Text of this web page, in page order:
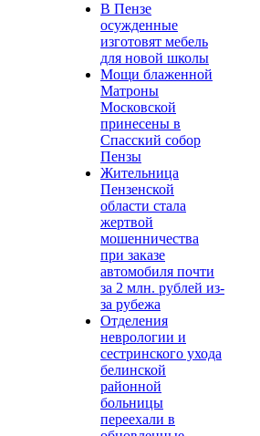
В Пензе
осужденные
изготовят мебель
для новой школы
Мощи блаженной
Матроны
Московской
принесены в
Спасский собор
Пензы
Жительница
Пензенской
области стала
жертвой
мошенничества
при заказе
автомобиля почти
за 2 млн. рублей из-
за рубежа
Отделения
неврологии и
сестринского ухода
белинской
районной
больницы
переехали в